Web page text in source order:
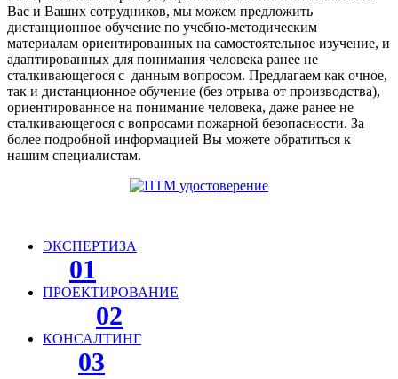
Вас и Ваших сотрудников, мы можем предложить
дистанционное обучение по учебно-методическим
материалам ориентированных на самостоятельное изучение, и
адаптированных для понимания человека ранее не
сталкивающегося с данным вопросом. Предлагаем как очное,
так и дистанционное обучение (без отрыва от производства),
ориентированное на понимание человека, даже ранее не
сталкивающегося с вопросами пожарной безопасности. За
более подробной информацией Вы можете обратиться к
нашим специалистам.
ЭКСПЕРТИЗА
01
ПРОЕКТИРОВАНИЕ
02
КОНСАЛТИНГ
03